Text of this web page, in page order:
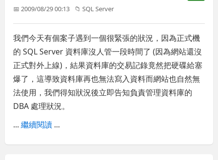
📅 2009/08/29 00:13 📁SQL Server
我們今天有個案子遇到一個很緊張的狀況，因為正式機
的 SQL Server 資料庫沒人管一段時間了 (因為網站還沒
正式對外上線)，結果資料庫的交易記錄竟然把硬碟給塞
爆了，這導致資料庫再也無法寫入資料而網站也自然無
法使用，我們得知狀況後立即告知負責管理資料庫的
DBA 處理狀況。
...繼續閱讀 ...